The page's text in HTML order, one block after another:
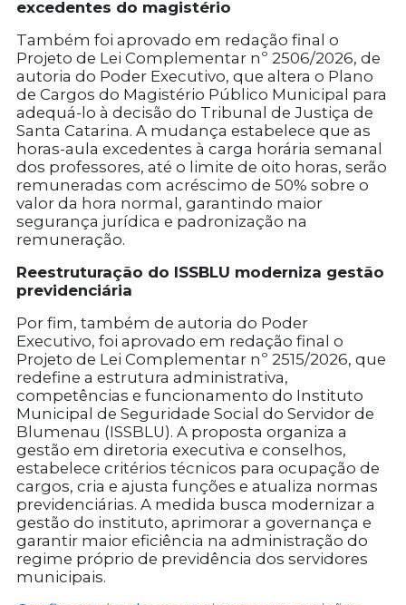
excedentes do magistério
Também foi aprovado em redação final o
Projeto de Lei Complementar nº 2506/2026, de
autoria do Poder Executivo, que altera o Plano
de Cargos do Magistério Público Municipal para
adequá-lo à decisão do Tribunal de Justiça de
Santa Catarina. A mudança estabelece que as
horas-aula excedentes à carga horária semanal
dos professores, até o limite de oito horas, serão
remuneradas com acréscimo de 50% sobre o
valor da hora normal, garantindo maior
segurança jurídica e padronização na
remuneração.
Reestruturação do ISSBLU moderniza gestão
previdenciária
Por fim, também de autoria do Poder
Executivo, foi aprovado em redação final o
Projeto de Lei Complementar nº 2515/2026, que
redefine a estrutura administrativa,
competências e funcionamento do Instituto
Municipal de Seguridade Social do Servidor de
Blumenau (ISSBLU). A proposta organiza a
gestão em diretoria executiva e conselhos,
estabelece critérios técnicos para ocupação de
cargos, cria e ajusta funções e atualiza normas
previdenciárias. A medida busca modernizar a
gestão do instituto, aprimorar a governança e
garantir maior eficiência na administração do
regime próprio de previdência dos servidores
municipais.